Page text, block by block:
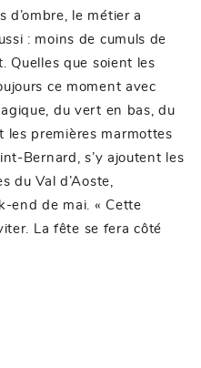
d’ombre, le métier a
: moins de cumuls de
Quelles que soient les
ce moment avec
du vert en bas, du
les premières marmottes
Bernard, s’y ajoutent les
du Val d’Aoste,
end de mai. « Cette
La fête se fera côté